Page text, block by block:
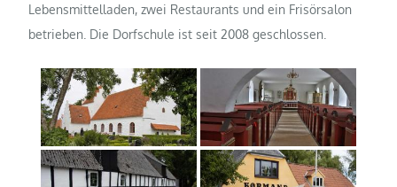
Lebensmittelladen, zwei Restaurants und ein Frisörsalon
betrieben. Die Dorfschule ist seit 2008 geschlossen.